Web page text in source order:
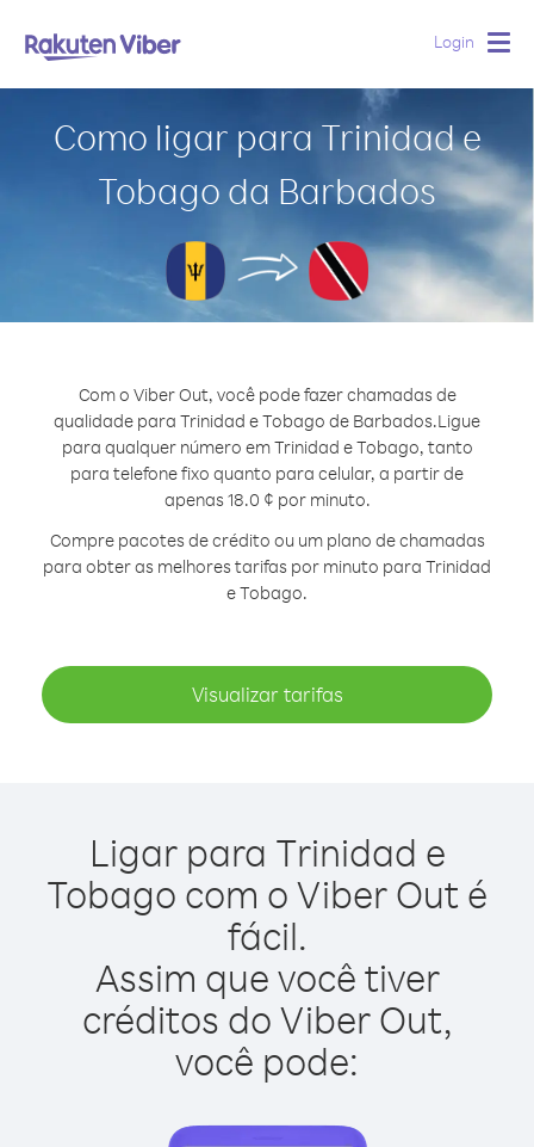
Login
Como ligar para Trinidad e
Tobago da Barbados
Com o Viber Out, você pode fazer chamadas de
qualidade para Trinidad e Tobago de Barbados.Ligue
para qualquer número em Trinidad e Tobago, tanto
para telefone fixo quanto para celular, a partir de
apenas 18.0 ¢ por minuto.
Compre pacotes de crédito ou um plano de chamadas
para obter as melhores tarifas por minuto para Trinidad
e Tobago.
Visualizar tarifas
Ligar para Trinidad e
Tobago com o Viber Out é
fácil.
Assim que você tiver
créditos do Viber Out,
você pode: